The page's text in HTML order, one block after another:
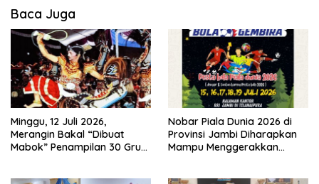
Baca Juga
Minggu, 12 Juli 2026,
Merangin Bakal “Dibuat
Mabok” Penampilan 30 Grup
Nobar Piala Dunia 2026 di
Provinsi Jambi Diharapkan
Mampu Menggerakkan